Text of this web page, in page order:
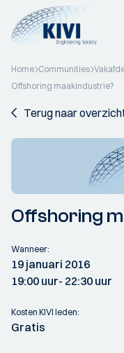
Home Communities
Offshoring maakindustrie?
Terug naar
Offshoring
Wanneer:
19 januari 2016
19:00 uur- 22:30 uur
Kosten KIVI leden:
Gratis